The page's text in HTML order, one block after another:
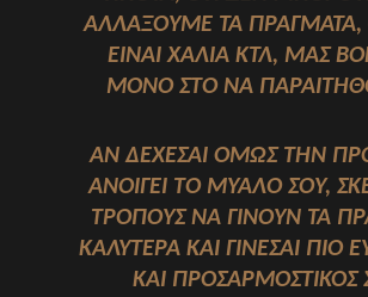
ΑΛΛΑΞΟΥΜΕ ΤΑ ΠΡΑΓΜΑΤΑ,
ΕΙΝΑΙ ΧΑΛΙΑ ΚΤΛ, ΜΑΣ
ΜΟΝΟ ΣΤΟ ΝΑ
ΑΝ ΔΕΧΕΣΑΙ ΟΜΩΣ ΤΗΝ
ΑΝΟΙΓΕΙ ΤΟ ΜΥΑΛΟ ΣΟΥ,
ΤΡΟΠΟΥΣ ΝΑ ΓΙΝΟΥΝ ΤΑ
ΚΑΛΥΤΕΡΑ ΚΑΙ ΓΙΝΕΣΑΙ ΠΙΟ
ΚΑΙ ΠΡΟΣΑΡΜΟΣΤΙΚΟΣ